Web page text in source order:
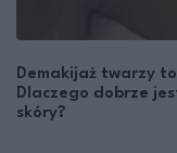
Demakijaż twarzy
Dlaczego dobrze
skóry?